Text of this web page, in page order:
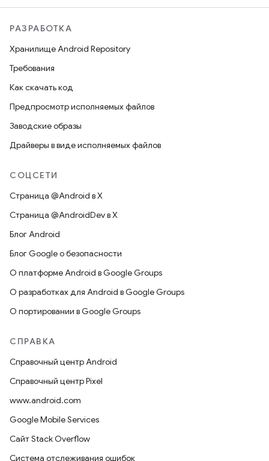
РАЗРАБОТКА
Хранилище Android Repository
Требования
Как скачать код
Предпросмотр исполняемых файлов
Заводские образы
Драйверы в виде исполняемых файлов
СОЦСЕТИ
Страница @Android в X
Страница @AndroidDev в X
Блог Android
Блог Google о безопасности
О платформе Android в Google Groups
О разработках для Android в Google Groups
О портировании в Google Groups
СПРАВКА
Справочный центр Android
Справочный центр Pixel
www.android.com
Google Mobile Services
Сайт Stack Overflow
Система отслеживания ошибок